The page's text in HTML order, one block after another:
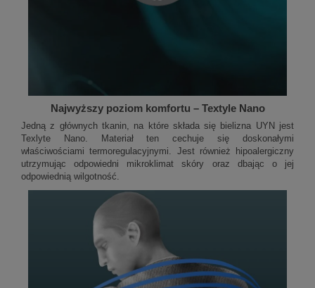
Najwyższy poziom komfortu – Textyle Nano
Jedną z głównych tkanin, na które składa się bielizna UYN jest
Texlyte Nano. Materiał ten cechuje się doskonałymi
właściwościami termoregulacyjnymi. Jest również hipoalergiczny
utrzymując odpowiedni mikroklimat skóry oraz dbając o jej
odpowiednią wilgotność.